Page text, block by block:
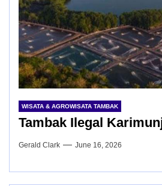
WISATA & AGROWISATA TAMBAK
Tambak Ilegal
Gerald Clark June 16, 2026